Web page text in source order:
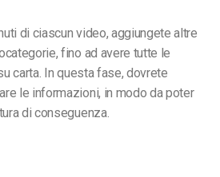
di ciascun video, aggiungete altre
fino ad avere tutte le
carta. In questa fase, dovrete
le informazioni, in modo da poter
di conseguenza.